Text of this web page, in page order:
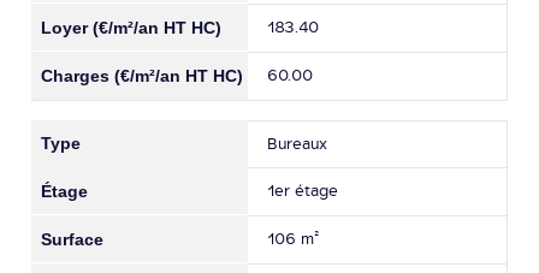
183.40
60.00
Bureaux
1er étage
106 m²